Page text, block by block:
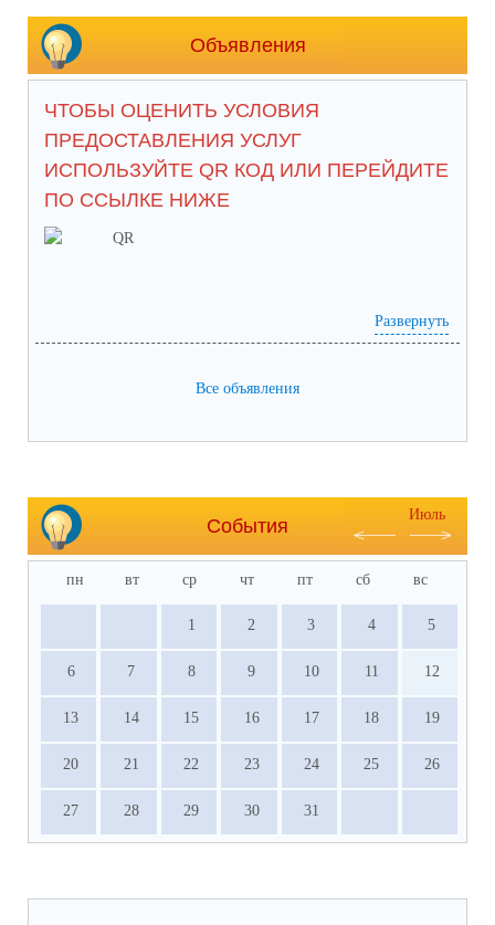
Объявления
ЧТОБЫ ОЦЕНИТЬ УСЛОВИЯ
ПРЕДОСТАВЛЕНИЯ УСЛУГ
ИСПОЛЬЗУЙТЕ QR КОД ИЛИ ПЕРЕЙДИТЕ
ПО ССЫЛКЕ НИЖЕ
Развернуть
Все объявления
События
Июль
пн вт ср чт пт сб вс
1 2 3 4 5
6 7 8 9 10 11 12
13 14 15 16 17 18 19
20 21 22 23 24 25 26
27 28 29 30 31